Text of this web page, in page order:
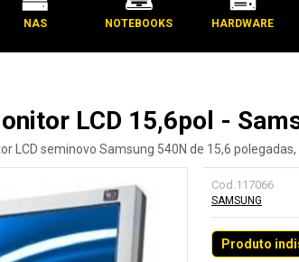
NAS NOTEBOOKS HARDWARE
LCD 15,6pol -
LCD seminovo Samsung 540N de 15,6
Cod.117066
SAMSUNG
Produto